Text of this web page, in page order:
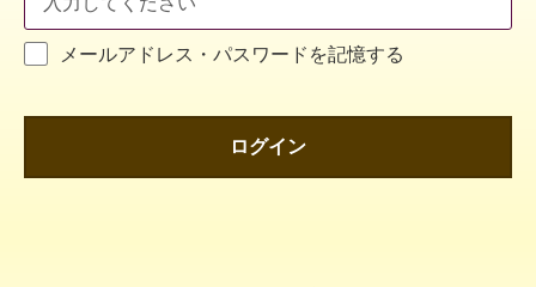
メールアドレス・パスワードを記憶する
ログイン